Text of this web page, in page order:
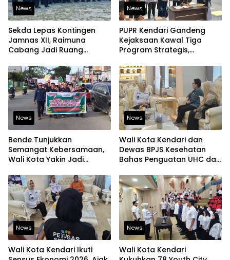
News
Sekda Lepas Kontingen
Jamnas XII, Raimuna
Cabang Jadi Ruang
dan Berjiwa Pemimpin
News
PUPR Kendari Gandeng
Kejaksaan Kawal Tiga
Program Strategis,
Bangun Infrastruktur
Berintegritas
News
Bende Tunjukkan
Semangat Kebersamaan,
Wali Kota Yakin Jadi
Lain
News
Wali Kota Kendari dan
Dewas BPJS Kesehatan
Bahas Penguatan UHC dan
Kesehatan
News
Wali Kota Kendari Ikuti
News
Wali Kota Kendari